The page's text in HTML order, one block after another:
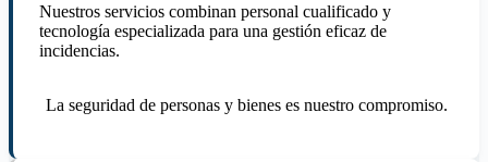
Nuestros servicios combinan personal cualificado y
tecnología especializada para una gestión eficaz de
incidencias.
La seguridad de personas y bienes es nuestro compromiso.